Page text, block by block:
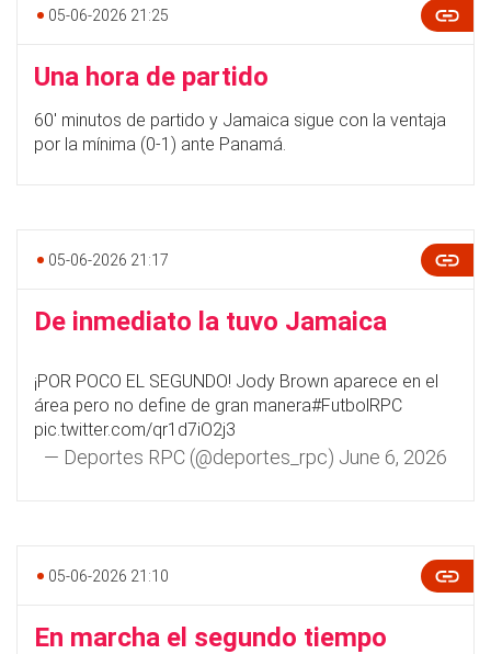
05-06-2026 21:25
Una hora de partido
60' minutos de partido y Jamaica sigue con la ventaja
por la mínima (0-1) ante Panamá.
05-06-2026 21:17
De inmediato la tuvo Jamaica
¡POR POCO EL SEGUNDO! Jody Brown aparece en el
área pero no define de gran manera#FutbolRPC
pic.twitter.com/qr1d7iO2j3
— Deportes RPC (@deportes_rpc) June 6, 2026
05-06-2026 21:10
En marcha el segundo tiempo